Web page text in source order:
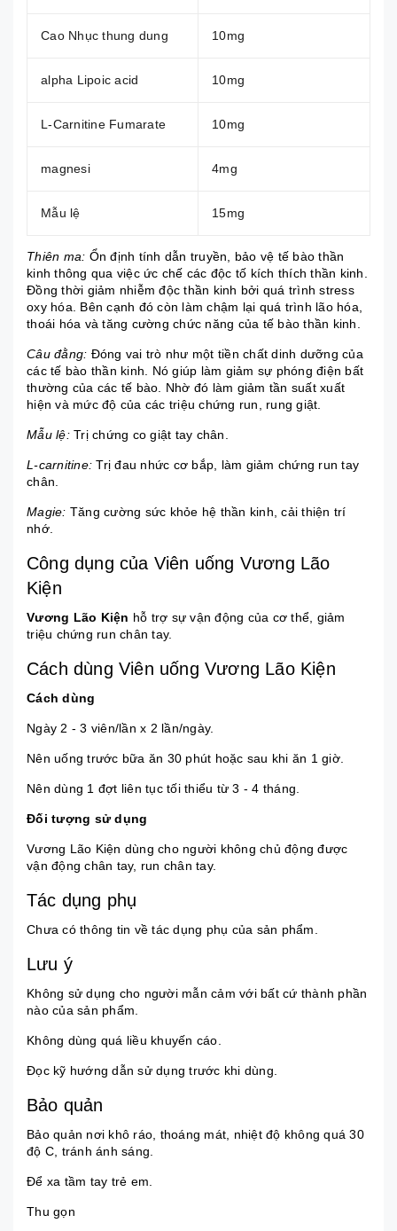
Cao Nhục thung dung 10mg
alpha Lipoic acid 10mg
L-Carnitine Fumarate 10mg
magnesi 4mg
Mẫu lệ 15mg
Thiên ma: Ổn định tính dẫn truyền, bảo vệ tế bào thần
kinh thông qua việc ức chế các độc tố kích thích thần kinh.
Đồng thời giảm nhiễm độc thần kinh bởi quá trình stress
oxy hóa. Bên cạnh đó còn làm chậm lại quá trình lão hóa,
thoái hóa và tăng cường chức năng của tế bào thần kinh.
Câu đằng: Đóng vai trò như một tiền chất dinh dưỡng của
các tế bào thần kinh. Nó giúp làm giảm sự phóng điện bất
thường của các tế bào. Nhờ đó làm giảm tần suất xuất
hiện và mức độ của các triệu chứng run, rung giật.
Mẫu lệ: Trị chứng co giật tay chân.
L-carnitine:Trị đau nhức cơ bắp, làm giảm chứng run tay
chân.
Magie: Tăng cường sức khỏe hệ thần kinh, cải thiện trí
nhớ.
Công dụng của Viên uống Vương Lão
Kiện
Vương Lão Kiện hỗ trợ sự vận động của cơ thể, giảm
triệu chứng run chân tay.
Cách dùng Viên uống Vương Lão Kiện
Cách dùng
Ngày 2 - 3 viên/lần x 2 lần/ngày.
Nên uống trước bữa ăn 30 phút hoặc sau khi ăn 1 giờ.
Nên dùng 1 đợt liên tục tối thiểu từ 3 - 4 tháng.
Đối tượng sử dụng
Vương Lão Kiện dùng cho người không chủ động được
vận động chân tay, run chân tay.
Tác dụng phụ
Chưa có thông tin về tác dụng phụ của sản phẩm.
Lưu ý
Không sử dụng cho người mẫn cảm với bất cứ thành phần
nào của sản phẩm.
Không dùng quá liều khuyến cáo.
Đọc kỹ hướng dẫn sử dụng trước khi dùng.
Bảo quản
Bảo quản nơi khô ráo, thoáng mát, nhiệt độ không quá 30
độ C, tránh ánh sáng.
Để xa tầm tay trẻ em.
Thu gọn